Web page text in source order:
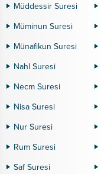
Müddessir Suresi
Müminun Suresi
Münafikun Suresi
Nahl Suresi
Necm Suresi
Nisa Suresi
Nur Suresi
Rum Suresi
Saf Suresi